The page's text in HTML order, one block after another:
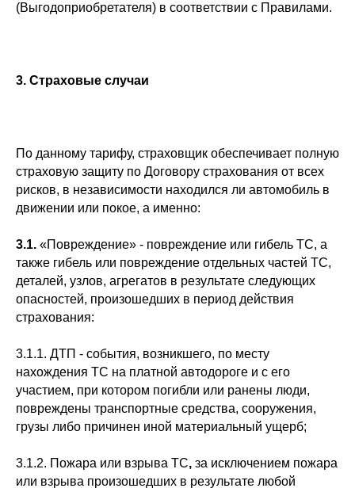
(Выгодоприобретателя) в соответствии с Правилами.
3. Страховые случаи
По данному тарифу, страховщик обеспечивает полную
страховую защиту по Договору страхования от всех
рисков, в независимости находился ли автомобиль в
движении или покое, а именно:
3.1. «Повреждение» - повреждение или гибель ТС, а
также гибель или повреждение отдельных частей ТС,
деталей, узлов, агрегатов в результате следующих
опасностей, произошедших в период действия
страхования:
3.1.1. ДТП - события, возникшего, по месту
нахождения ТС на платной автодороге и с его
участием, при котором погибли или ранены люди,
повреждены транспортные средства, сооружения,
грузы либо причинен иной материальный ущерб;
3.1.2. Пожара или взрыва ТС, за исключением пожара
или взрыва произошедших в результате любой